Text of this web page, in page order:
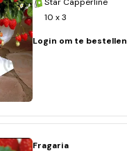
10 x 3
Login om te bestellen
Fragaria